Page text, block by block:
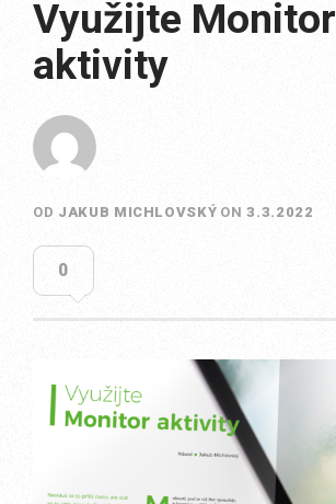
Využijte Monitor
aktivity
OD JAKUB MICHLOVSKÝ ON3.3.2022
0